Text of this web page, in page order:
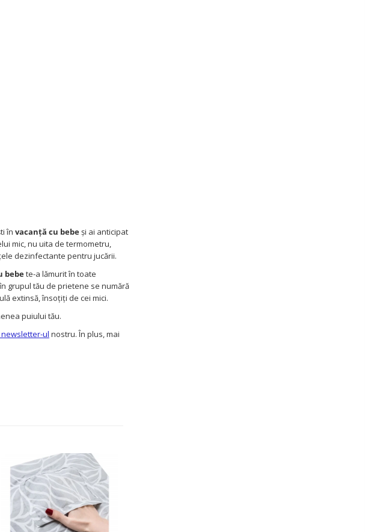
în vacanță cu bebeși ai anticipat
mic, nu uita de termometru,
dezinfectante pentru jucării.
bebete-a lămurit în toate
grupul tău de prietene se numără
extinsă, însoțiți de cei mici.
puiului tău.
ul nostru. În plus, mai